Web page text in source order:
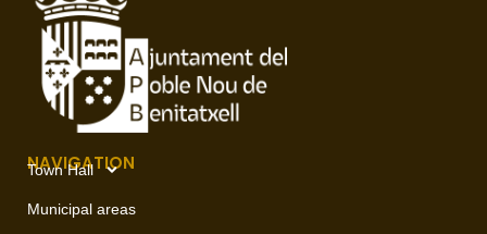
NAVIGATION
Town Hall
Municipal areas